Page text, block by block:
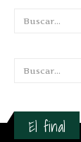
El final